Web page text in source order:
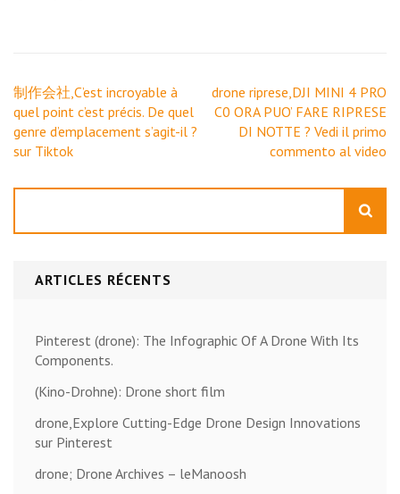
Navigation
de
l’article
制作会社,C’est incroyable à
quel point c’est précis. De quel
genre d’emplacement s’agit-il ?
sur Tiktok
drone riprese,DJI MINI 4 PRO
C0 ORA PUO’ FARE RIPRESE
DI NOTTE ? Vedi il primo
commento al video
ARTICLES RÉCENTS
Pinterest (drone): The Infographic Of A Drone With Its
Components.
(Kino-Drohne): Drone short film
drone,Explore Cutting-Edge Drone Design Innovations
sur Pinterest
drone; Drone Archives – leManoosh